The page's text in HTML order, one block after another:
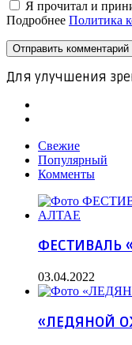
Я прочитал и
Подробнее Политика
Для улучшения
Свежие
Популярный
Комменты
ФЕСТИВАЛЬ
03.04.2022
«ЛЕДЯНОЙ